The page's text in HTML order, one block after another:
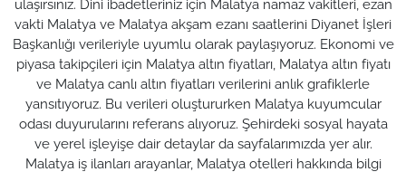
ulaşırsınız. Dini ibadetleriniz için Malatya namaz vakitleri, ezan
vakti Malatya ve Malatya akşam ezanı saatlerini Diyanet İşleri
Başkanlığı verileriyle uyumlu olarak paylaşıyoruz. Ekonomi ve
piyasa takipçileri için Malatya altın fiyatları, Malatya altın fiyatı
ve Malatya canlı altın fiyatları verilerini anlık grafiklerle
yansıtıyoruz. Bu verileri oluştururken Malatya kuyumcular
odası duyurularını referans alıyoruz. Şehirdeki sosyal hayata
ve yerel işleyişe dair detaylar da sayfalarımızda yer alır.
Malatya iş ilanları arayanlar, Malatya otelleri hakkında bilgi